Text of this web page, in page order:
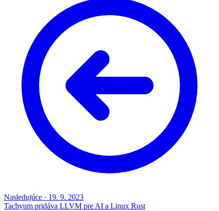
Nasledujúce · 19. 9. 2023
Tachyum pridáva LLVM pre AI a Linux Rust